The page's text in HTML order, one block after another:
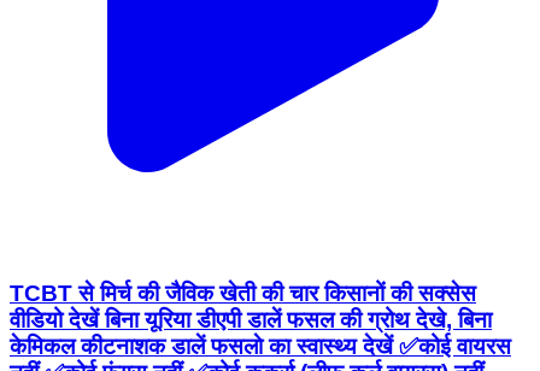
TCBT से मिर्च की जैविक खेती की चार किसानों की सक्सेस
वीडियो देखें बिना यूरिया डीएपी डालें फसल की ग्रोथ देखे, बिना
केमिकल कीटनाशक डालें फसलाे का स्वास्थ्य देखें ✅कोई वायरस